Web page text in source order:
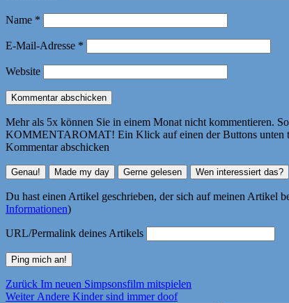
Name *
E-Mail-Adresse *
Website
Mehr als 5x können Sie in einem Monat nicht kommentieren.
KOMMENTAROMAT! Ein Klick auf einen der Buttons unten
Kommentar abschicken
Du hast einen Artikel geschrieben, der sich auf meinen Artikel
Informationen)
URL/Permalink deines Artikels
Beitragsnavigation
Zurück Vorheriger
Beitrag:
Im neuen Simpsonsfilm mitspielen
Weiter Nächster
Andere Kinder sind immer doof